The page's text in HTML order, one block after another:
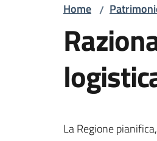
Home /
La Regione